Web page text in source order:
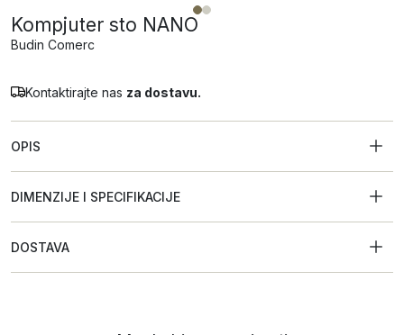
Kompjuter sto NANO
Budin Comerc
Kontaktirajte nas za dostavu.
OPIS
DIMENZIJE I SPECIFIKACIJE
DOSTAVA